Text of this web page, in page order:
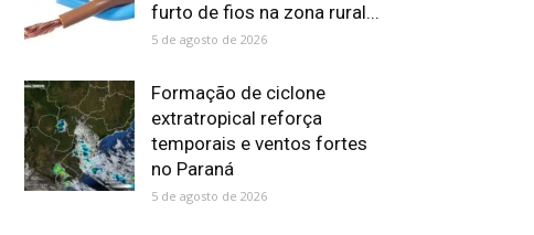
furto de fios na zona rural...
5 de agosto de 2026
Formação de ciclone
extratropical reforça
temporais e ventos fortes
no Paraná
5 de agosto de 2026